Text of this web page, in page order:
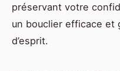
préservant votre
un bouclier efficace et
d’esprit.